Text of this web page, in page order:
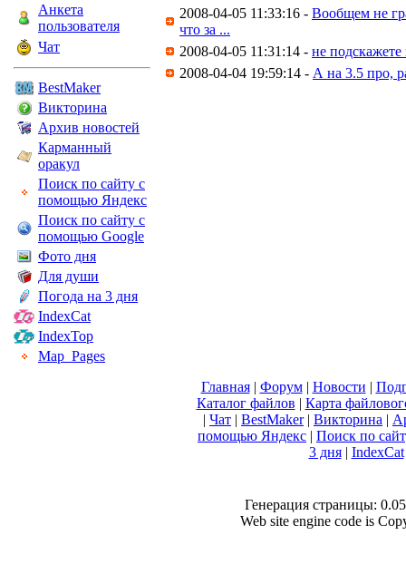
Анкета
пользователя
Чат
BestMaker
Викторина
Архив новостей
Карманный
оракул
Поиск по сайту с
помощью Яндекс
Поиск по сайту с
помощью Google
Фото дня
Для души
Погода на 3 дня
IndexCat
IndexTop
Map_Pages
2008-04-05 11:33:16 - Вообщем не
что за ...
2008-04-05 11:31:14 - не подскажете
2008-04-04 19:59:14 - А на 3.5 про,
Главная| Форум| Новости |
Каталог файлов | Карта
| Чат | BestMaker| Викторина |
помощью Яндекс | Поиск по
3 дня| IndexCat
Генерация страницы:
Web site engine code is